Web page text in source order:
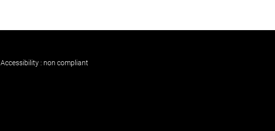
Accessibility : non compliant